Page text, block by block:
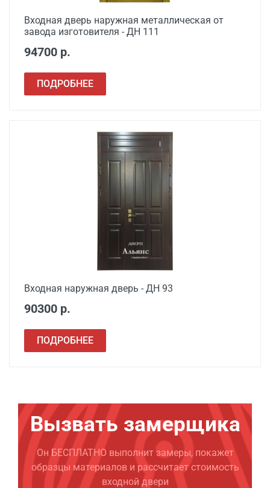
Входная дверь наружная металлическая от
завода изготовителя - ДН 111
94700 р.
ПОДРОБНЕЕ
Входная наружная дверь - ДН 93
90300 р.
ПОДРОБНЕЕ
Вызвать замерщика
Он БЕСПЛАТНО выполнит замеры, покажет
образцы материалов и рассчитает стоимость
входной двери